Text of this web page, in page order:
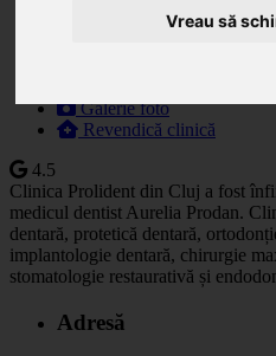
Vreau să
Galerie foto
Revendică clinică
4.5
Clinica Prolident din Cluj a fost
medicul dentist Aurelia Prodan.
dentară, protetică dentară,
implantologie dentară, chirurgie
stomatologie restaurativă și
Adresă